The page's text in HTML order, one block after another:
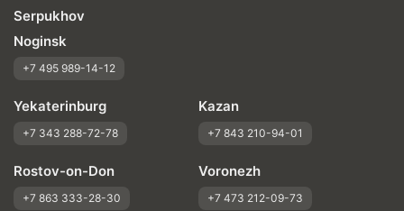
Serpukhov
Noginsk
+7 495 989-14-12
Yekaterinburg
+7 343 288-72-78
Kazan
+7 843 210-94-01
Rostov-on-Don
+7 863 333-28-30
Voronezh
+7 473 212-09-73